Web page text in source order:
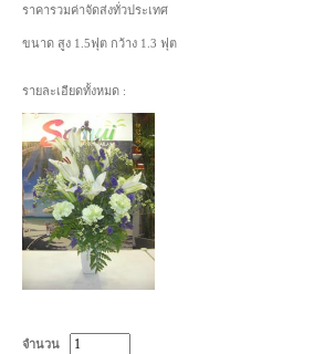
ราคารวมค่าจัดส่งทั่วประเทศ
ขนาด สูง 1.5ฟุต กว้าง 1.3 ฟุต
รายละเอียดทั้งหมด :
จำนวน